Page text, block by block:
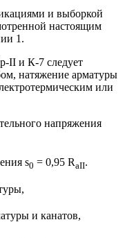
и выборкой
настоящим
1.
II и К-7 следует
натяжение арматуры
или
напряжения
s0 = 0,95 RаII.
и канатов,